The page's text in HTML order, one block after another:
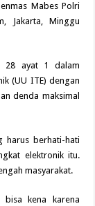
Mabes Polri
Jakarta, Minggu
28 ayat 1 dalam
(UU ITE) dengan
denda maksimal
harus berhati-hati
elektronik itu.
masyarakat.
kena karena